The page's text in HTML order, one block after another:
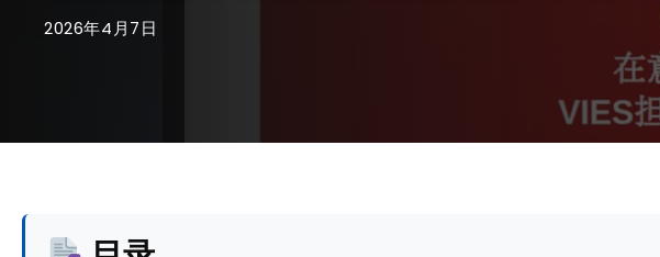
2026年4月7日